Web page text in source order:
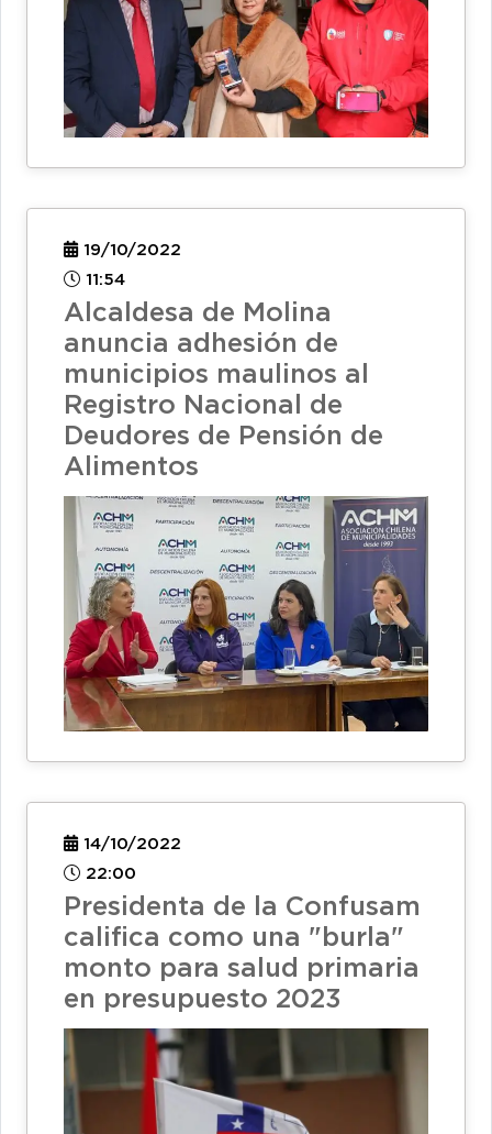
19/10/2022
11:54
Alcaldesa de Molina
anuncia adhesión de
municipios maulinos al
Registro Nacional de
Deudores de Pensión de
Alimentos
14/10/2022
22:00
Presidenta de la Confusam
califica como una "burla"
monto para salud primaria
en presupuesto 2023